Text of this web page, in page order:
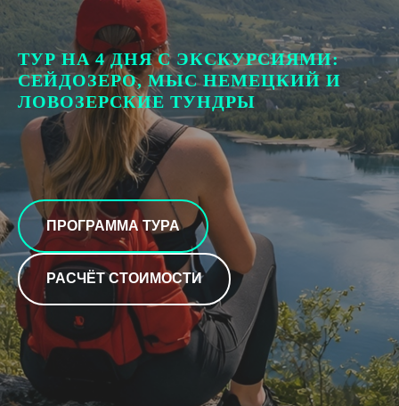
ТУР НА 4 ДНЯ С ЭКСКУРСИЯМИ:
СЕЙДОЗЕРО, МЫС НЕМЕЦКИЙ И
ЛОВОЗЕРСКИЕ ТУНДРЫ
ПРОГРАММА ТУРА
РАСЧЁТ СТОИМОСТИ